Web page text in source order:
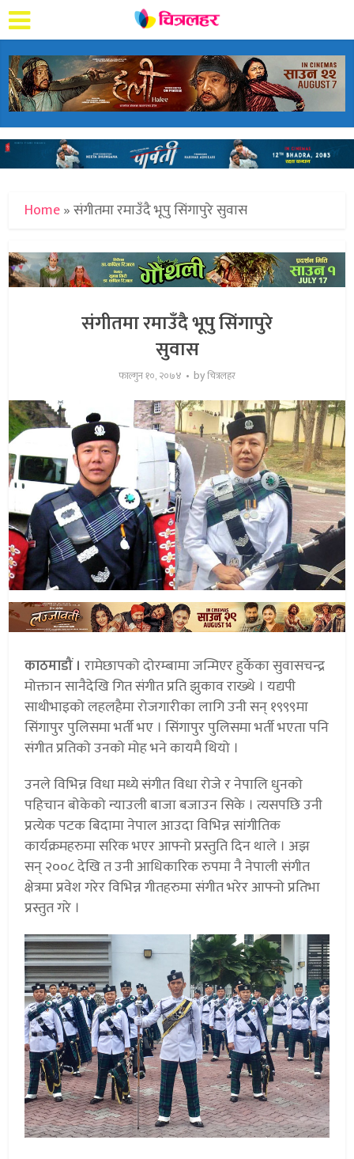
Home»संगीतमा रमाउँदै भूपु सिंगापुरे सुवास
संगीतमा रमाउँदै भूपु सिंगापुरे
सुवास
फाल्गुन १०, २०७४ byचित्रलहर
काठमाडौं । रामेछापको दोरम्बामा जन्मिएर हुर्केका सुवासचन्द्र
मोक्तान सानैदेखि गित संगीत प्रति झुकाव राख्थे । यद्यपी
साथीभाइको लहलहैमा रोजगारीका लागि उनी सन् १९९९मा
सिंगापुर पुलिसमा भर्ती भए । सिंगापुर पुलिसमा भर्ती भएता पनि
संगीत प्रतिको उनको मोह भने कायमै थियो ।
उनले विभिन्न विधा मध्ये संगीत विधा रोजे र नेपालि धुनको
पहिचान बोकेको न्याउली बाजा बजाउन सिके । त्यसपछि उनी
प्रत्येक पटक बिदामा नेपाल आउदा विभिन्न सांगीतिक
कार्यक्रमहरुमा सरिक भएर आफ्नो प्रस्तुति दिन थाले । अझ
सन् २००८ देखि त उनी आधिकारिक रुपमा नै नेपाली संगीत
क्षेत्रमा प्रवेश गरेर विभिन्न गीतहरुमा संगीत भरेर आफ्नो प्रतिभा
प्रस्तुत गरे ।